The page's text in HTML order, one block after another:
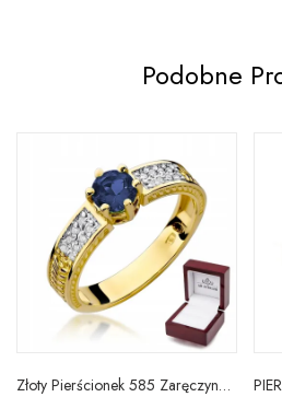
Podobne
Złoty Pierścionek 585 Zaręczynowy Szafir Diamenty